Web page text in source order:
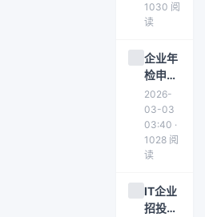
1030 阅
读
企业年
检申报
必备材
料清单
及详细
要求指
南
2026-
03-03
03:40 ·
1028 阅
读
IT企业
招投标